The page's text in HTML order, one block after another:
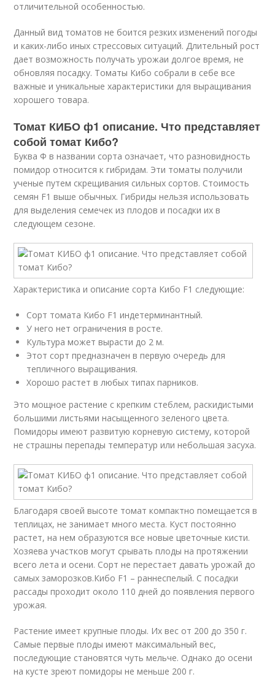
отличительной особенностью.
Данный вид томатов не боится резких изменений погоды
и каких-либо иных стрессовых ситуаций. Длительный рост
дает возможность получать урожаи долгое время, не
обновляя посадку. Томаты Кибо собрали в себе все
важные и уникальные характеристики для выращивания
хорошего товара.
Томат КИБО ф1 описание. Что представляет
собой томат Кибо?
Буква Ф в названии сорта означает, что разновидность
помидор относится к гибридам. Эти томаты получили
ученые путем скрещивания сильных сортов. Стоимость
семян F1 выше обычных. Гибриды нельзя использовать
для выделения семечек из плодов и посадки их в
следующем сезоне.
Характеристика и описание сорта Кибо F1 следующие:
Сорт томата Кибо F1 индетерминантный.
У него нет ограничения в росте.
Культура может вырасти до 2 м.
Этот сорт предназначен в первую очередь для
тепличного выращивания.
Хорошо растет в любых типах парников.
Это мощное растение с крепким стеблем, раскидистыми
большими листьями насыщенного зеленого цвета.
Помидоры имеют развитую корневую систему, которой
не страшны перепады температур или небольшая засуха.
Благодаря своей высоте томат компактно помещается в
теплицах, не занимает много места. Куст постоянно
растет, на нем образуются все новые цветочные кисти.
Хозяева участков могут срывать плоды на протяжении
всего лета и осени. Сорт не перестает давать урожай до
самых заморозков.Кибо F1 – раннеспелый. С посадки
рассады проходит около 110 дней до появления первого
урожая.
Растение имеет крупные плоды. Их вес от 200 до 350 г.
Самые первые плоды имеют максимальный вес,
последующие становятся чуть мельче. Однако до осени
на кусте зреют помидоры не меньше 200 г.